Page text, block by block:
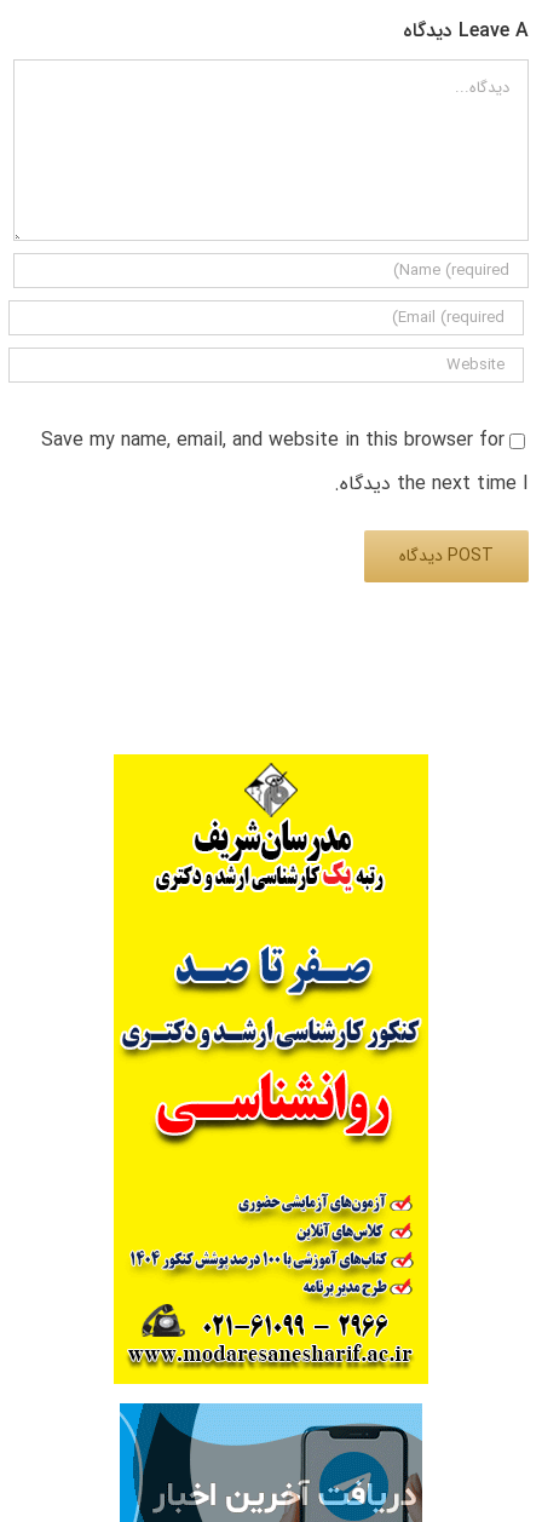
Leave A دیدگاه
دیدگاه
Save my name, email, and website in this browser for
the next time I دیدگاه.